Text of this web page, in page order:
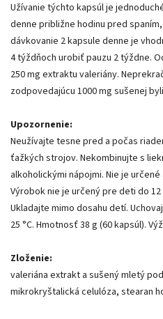
Užívanie týchto kapsúl je
denne približne hodinu pred
dávkovanie 2 kapsule denne je
4 týždňoch urobiť pauzu 2 týždne.
250 mg extraktu valeriány.
zodpovedajúcu 1000 mg sušenej
Upozornenie:
Neužívajte tesne pred a počas
ťažkých strojov. Nekombinujte s
alkoholickými nápojmi. Nie je
Výrobok nie je určený pre deti do
Ukladajte mimo dosahu detí.
25 °C. Hmotnosť 38 g (60 kapsúl).
Zloženie:
valeriána extrakt a sušený mletý
mikrokryštalická celulóza, stearan